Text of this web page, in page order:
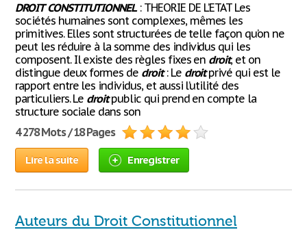
DROITCONSTITUTIONNEL: THEORIE DE L’ETAT Les
sociétés humaines sont complexes, mêmes les
primitives. Elles sont structurées de telle façon qu’on ne
peut les réduire à la somme des individus qui les
composent. Il existe des règles fixes en droit, et on
distingue deux formes de droit: Le droitprivé qui est le
rapport entre les individus, et aussi l’utilité des
particuliers. Le droitpublic qui prend en compte la
structure sociale dans son
4 278 Mots / 18 Pages
Lire la suite Enregistrer
Auteurs du Droit Constitutionnel